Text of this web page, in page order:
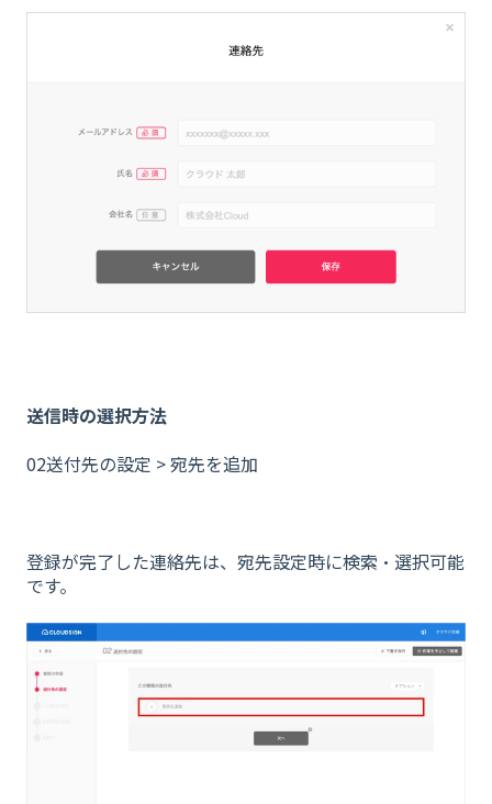
送信時の選択方法
02送付先の設定 > 宛先を追加
登録が完了した連絡先は、宛先設定時に検索・選択可能
です。